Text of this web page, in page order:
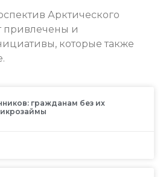
Арктического
привлечены и
которые также
гражданам без их